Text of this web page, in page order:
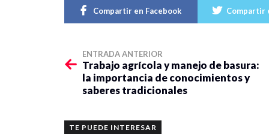
Elecciones y violencia social en
Zoom
https://us02web.zoom.us/j/
Passcode: 933893
Compartir en Facebook Compartir
ENTRADA ANTERIOR
Trabajo agrícola y manejo de basura:
la importancia de conocimientos y
saberes tradicionales
TE PUEDE INTERESAR